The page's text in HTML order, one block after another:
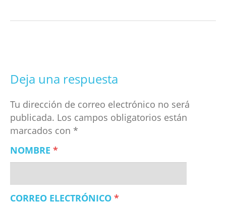
Deja una respuesta
Tu dirección de correo electrónico no será
publicada. Los campos obligatorios están
marcados con *
NOMBRE *
CORREO ELECTRÓNICO *